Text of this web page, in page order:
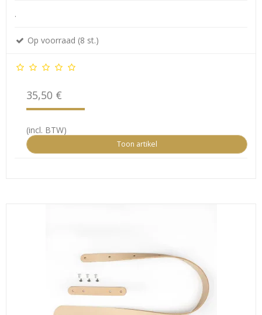
.
Op voorraad (8 st.)
35,50 €
(incl. BTW)
Toon artikel